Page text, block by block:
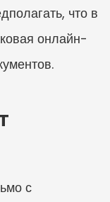
что в
онлайн-
с